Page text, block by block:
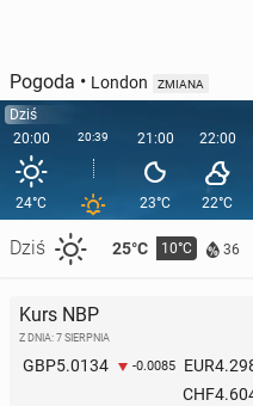
Pogoda • London ZMIANA
Dziś
20:00
24°C
Dziś 25°C 10°C 36
20:39 21:00
23°C
22:00
22°C
Kurs NBP
Z DNIA: 7 SIERPNIA
GBP5.0134 -0.0085 EUR
CHF